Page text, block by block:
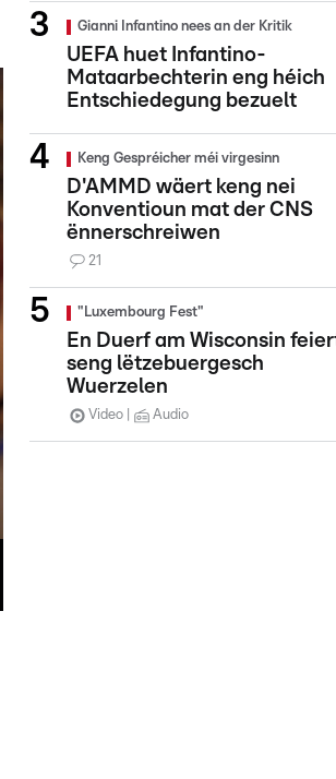
Gianni Infantino nees an der Kritik
UEFA huet Infantino-
Mataarbechterin eng héich
Entschiedegung bezuelt
Keng Gespréicher méi virgesinn
D'AMMD wäert keng nei
Konventioun mat der CNS
ënnerschreiwen
21
"Luxembourg Fest"
En Duerf am Wisconsin
seng lëtzebuergesch
Wuerzelen
Video Audio